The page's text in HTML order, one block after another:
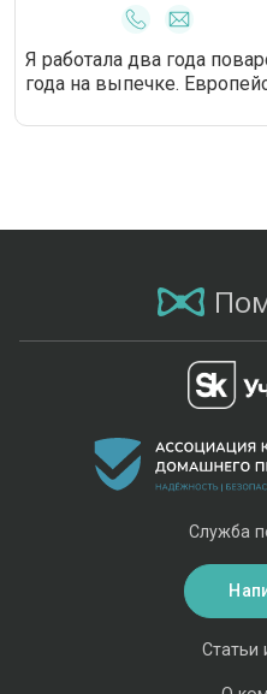
Я работала два года
года на выпечке.
Статьи
Служба